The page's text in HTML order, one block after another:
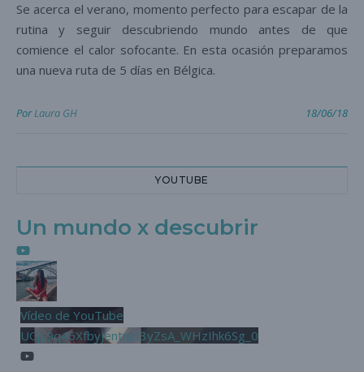
Se acerca el verano, momento perfecto para escapar de la
rutina y seguir descubriendo mundo antes de que
comience el calor sofocante. En esta ocasión preparamos
una nueva ruta de 5 días en Bélgica.
PorLaura GH 18/06/18
YOUTUBE
Un mundo x descubrir
Vídeo de YouTube
UCjL9q46XfbyjentnzI3yZsA_WHzIhk6Sg_0